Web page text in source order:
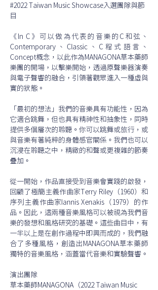
#2022 Taiwan Music Showcase入選團隊與節
目
《In C》可以做為代表的音樂的C和弦、
Contemporary、Classic、C程式語言、
Concept概念，以此作為MANAGONA草本藥師
樂團的開場，以擊樂開始，透過原聲樂器演奏
與電子聲響的融合，引領著觀眾進入一種虛與
實的狀態。
「最初的想法」我們的音樂具有功能性，因為
它適合跳舞，但也具有精神性和抽象性，同時
提供多個層次的聆聽。你可以跳舞或旅行，或
與音樂有著純粹的身體感官關係。我們也可以
沉浸在聆聽之中，精緻的和聲或更複雜的節奏
疊加。
從一開始，作品直接受到音樂會實踐的啟發，
回顧了極簡主義作曲家Terry Riley（1960）和
序列主義作曲家Iannis Xenakis（1979）的作
品。因此，這兩種音樂風格可以被視為我們音
樂的發想和風格研究的基礎。這些曲目中，有
一半以上是在創作過程中即興而成的，我們融
合了多種風格，創造出MANAGONA草本藥師
獨特的音樂風格，涵蓋當代音樂和實驗聲響。
演出團隊
草本藥師MANAGONA（2022 Taiwan Music